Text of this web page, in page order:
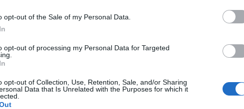
opt-out of the Sale of my Personal Data.
opt-out of processing my Personal Data for Targeted
opt-out of Collection, Use, Retention, Sale, and/or Sharing
Data that Is Unrelated with the Purposes for which it
fuentes primarias. El riesgo de difundir noticias
aumenta cuando la IA sustrae contexto. La práctica
como barrera ante la desinformación.
la divulgación de los criterios de entrenamiento del
de código abierto, es suficiente con que el
técnica. En caso contrario, una breve
del proveedor ayuda a mantener la credibilidad.